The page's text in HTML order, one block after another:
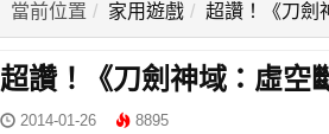
當前位置 家用遊戲 超讚！《刀劍
超讚！《刀劍神域：虛空
2014-01-26 8895